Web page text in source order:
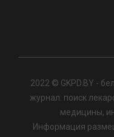
2022 © GKPD.BY -
журнал: поиск
медицины,
Информация